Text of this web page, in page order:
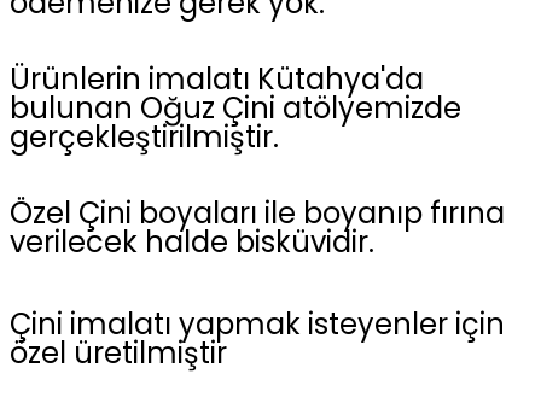
Ürünlerin imalatı Kütahya'da
bulunan Oğuz Çini atölyemizde
gerçekleştirilmiştir.
Özel Çini boyaları ile boyanıp fırına
verilecek halde bisküvidir.
Çini imalatı yapmak isteyenler için
özel üretilmiştir